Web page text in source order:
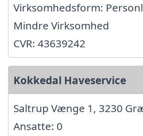
Virksomhedsform:
Mindre Virksomhed
CVR: 43639242
Kokkedal Haveservice
Saltrup Vænge 1, 3230
Ansatte: 0